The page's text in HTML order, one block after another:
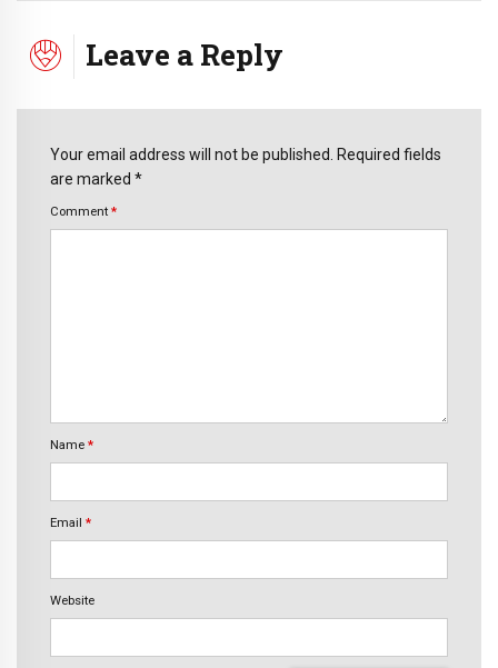
Leave a Reply
Your email address will not be published. Required fields
are marked *
Comment *
Name *
Email *
Website